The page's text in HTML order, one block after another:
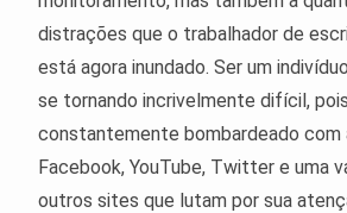
distrações que o trabalhador de
está agora inundado. Ser um
se tornando incrivelmente difícil,
constantemente bombardeado com
Facebook, YouTube, Twitter e uma
outros sites que lutam por sua